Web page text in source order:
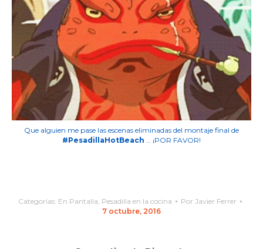
Que alguien me pase las escenas eliminadas del montaje final de
#PesadillaHotBeach … ¡POR FAVOR!
Categorías: En Pantalla, Pesadilla en la cocina Por Javier Ferrer
7 octubre, 2016